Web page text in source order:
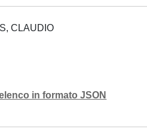
CLAUDIO
in formato JSON